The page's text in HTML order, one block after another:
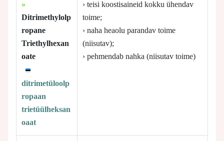
»
Ditrimethylolp
ropane
Triethylhexan
oate
ditrimetüloolp
ropaan
trietüülheksan
oaat
› teisi koostisaineid kokku ühendav
toime;
› naha heaolu parandav toime
(niisutav);
› pehmendab nahka (niisutav toime)